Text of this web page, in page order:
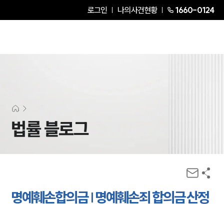
로그인 나의사건현황 1660-0124
법률 블로그
명예훼손합의금 | 명예훼손죄 합의금 산정